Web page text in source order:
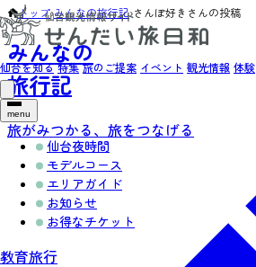
仙台を知る 特集 旅のご提案 イベント 観光情報 体験
menu
仙台夜時間
モデルコース
エリアガイド
お知らせ
お得なチケット
教育旅行
トップ›みんなの旅行記›さんぽ好きさんの投稿
みんなの
旅行記
旅がみつかる、旅をつなげる